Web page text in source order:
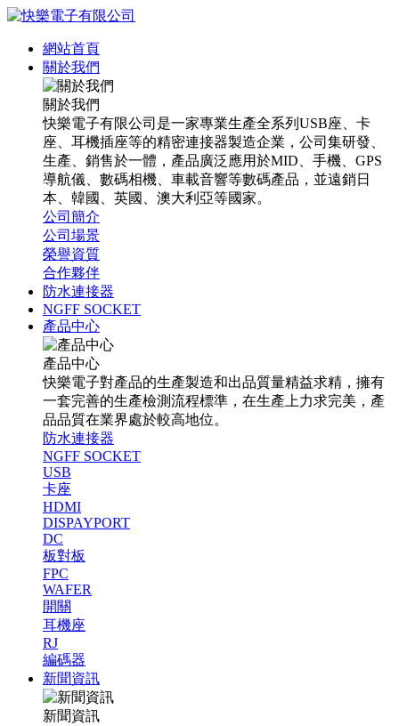
網站首頁
關於我們
關於我們
快樂電子有限公司是一家專業生產全系列USB座、卡
座、耳機插座等的精密連接器製造企業，公司集研發、
生產、銷售於一體，產品廣泛應用於MID、手機、GPS
導航儀、數碼相機、車載音響等數碼產品，並遠銷日
本、韓國、英國、澳大利亞等國家。
公司簡介
公司場景
榮譽資質
合作夥伴
防水連接器
NGFF SOCKET
產品中心
產品中心
快樂電子對產品的生產製造和出品質量精益求精，擁有
一套完善的生產檢測流程標準，在生產上力求完美，產
品品質在業界處於較高地位。
防水連接器
NGFF SOCKET
USB
卡座
HDMI
DISPAYPORT
DC
板對板
FPC
WAFER
開關
耳機座
RJ
編碼器
新聞資訊
新聞資訊